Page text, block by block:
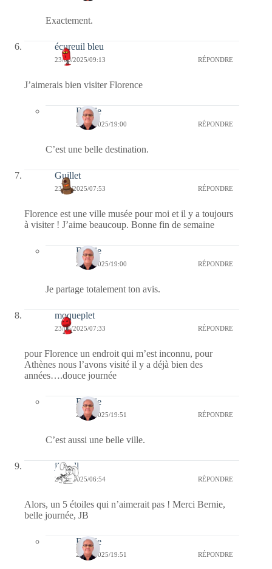
Exactement.
écureuil bleu
23/05/2025/09:13 RÉPONDRE
J’aimerais bien visiter Florence
Bernie
23/05/2025/19:00 RÉPONDRE
C’est une belle destination.
Guillet
23/05/2025/07:53 RÉPONDRE
Florence est une ville musée pour moi et il y a toujours
à visiter ! J’aime beaucoup. Bonne fin de semaine
Bernie
23/05/2025/19:00 RÉPONDRE
Je partage totalement ton avis.
moqueplet
23/05/2025/07:33 RÉPONDRE
pour Florence un endroit qui m’est inconnu, pour
Athènes nous l’avons visité il y a déjà bien des
années….douce journée
Bernie
23/05/2025/19:51 RÉPONDRE
C’est aussi une belle ville.
jill bill
23/05/2025/06:54 RÉPONDRE
Alors, un 5 étoiles qui n’aimerait pas ! Merci Bernie,
belle journée, JB
Bernie
23/05/2025/19:51 RÉPONDRE